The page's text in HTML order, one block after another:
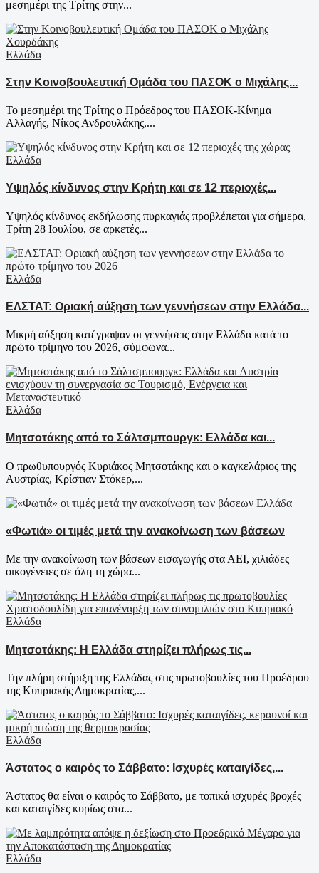
μεσημέρι της Τρίτης στην...
Ελλάδα
Στην Κοινοβουλευτική Ομάδα του ΠΑΣΟΚ ο Μιχάλης...
Το μεσημέρι της Τρίτης ο Πρόεδρος του ΠΑΣΟΚ-Κίνημα
Αλλαγής, Νίκος Ανδρουλάκης,...
Ελλάδα
Υψηλός κίνδυνος στην Κρήτη και σε 12 περιοχές...
Υψηλός κίνδυνος εκδήλωσης πυρκαγιάς προβλέπεται για σήμερα,
Τρίτη 28 Ιουλίου, σε αρκετές...
Ελλάδα
ΕΛΣΤΑΤ: Οριακή αύξηση των γεννήσεων στην Ελλάδα...
Μικρή αύξηση κατέγραψαν οι γεννήσεις στην Ελλάδα κατά το
πρώτο τρίμηνο του 2026, σύμφωνα...
Ελλάδα
Μητσοτάκης από το Σάλτσμπουργκ: Ελλάδα και...
Ο πρωθυπουργός Κυριάκος Μητσοτάκης και ο καγκελάριος της
Αυστρίας, Κρίστιαν Στόκερ,...
Ελλάδα
«Φωτιά» οι τιμές μετά την ανακοίνωση των βάσεων
Με την ανακοίνωση των βάσεων εισαγωγής στα ΑΕΙ, χιλιάδες
οικογένειες σε όλη τη χώρα...
Ελλάδα
Μητσοτάκης: Η Ελλάδα στηρίζει πλήρως τις...
Την πλήρη στήριξη της Ελλάδας στις πρωτοβουλίες του Προέδρου
της Κυπριακής Δημοκρατίας,...
Ελλάδα
Άστατος ο καιρός το Σάββατο: Ισχυρές καταιγίδες,...
Άστατος θα είναι ο καιρός το Σάββατο, με τοπικά ισχυρές βροχές
και καταιγίδες κυρίως στα...
Ελλάδα